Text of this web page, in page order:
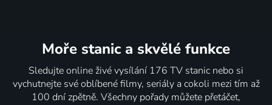
Moře stanic a skvělé funkce
Sledujte online živé vysílání 176 TV stanic nebo si
vychutnejte své oblíbené filmy, seriály a cokoli mezi tím až
100 dní zpětně. Všechny pořady můžete přetáčet,